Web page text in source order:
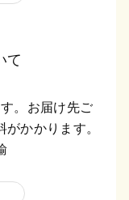
て
。お届け先ご
かかります。